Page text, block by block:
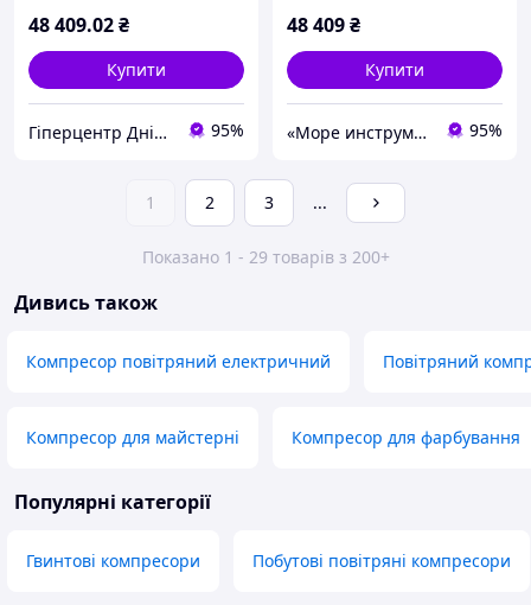
48 409.02₴
Купити
Гіперцентр Дніпро - ваги, складська техніка, банківське обладнання 95%
48 409₴
Купити
«Море инструментов» 95%
1 2 3 ...
Показано 1 - 29 товарів з 200+
Дивись також
Компресор повітряний електричний Повітряний
Компресор для майстерні Компресор для фарбування
Популярні категорії
Гвинтові компресори Побутові повітряні компресори